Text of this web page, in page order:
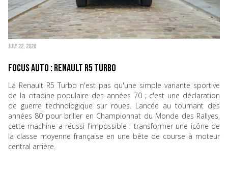
JULY 22, 2026
Focus Auto : Renault R5 Turbo
La Renault R5 Turbo n'est pas qu'une simple variante sportive
de la citadine populaire des années 70 ; c'est une déclaration
de guerre technologique sur roues. Lancée au tournant des
années 80 pour briller en Championnat du Monde des Rallyes,
cette machine a réussi l'impossible : transformer une icône de
la classe moyenne française en une bête de course à moteur
central arrière.